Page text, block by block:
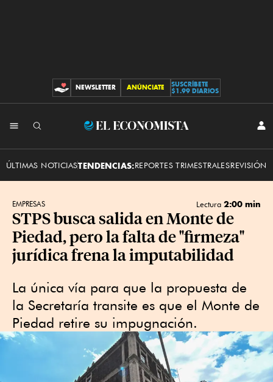
CONTRIBUCIONES
NEWSLETTER ANÚNCIATE
SUSCRÍBETE
$1.99 DIARIOS
El
ÚLTIMAS NOTICIASTENDENCIAS:REPORTES TRIMESTRALESREVISIÓN
EMPRESAS Lectura 2:00 min
STPS busca salida en Monte de
Piedad, pero la falta de "firmeza"
jurídica frena la imputabilidad
La única vía para que la propuesta de
la Secretaría transite es que el Monte de
Piedad retire su impugnación.